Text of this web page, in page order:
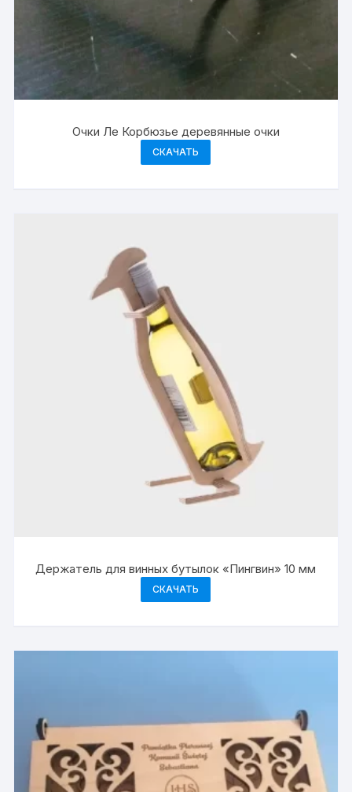
Очки Ле Корбюзье деревянные очки
СКАЧАТЬ
Держатель для винных бутылок «Пингвин» 10 мм
СКАЧАТЬ